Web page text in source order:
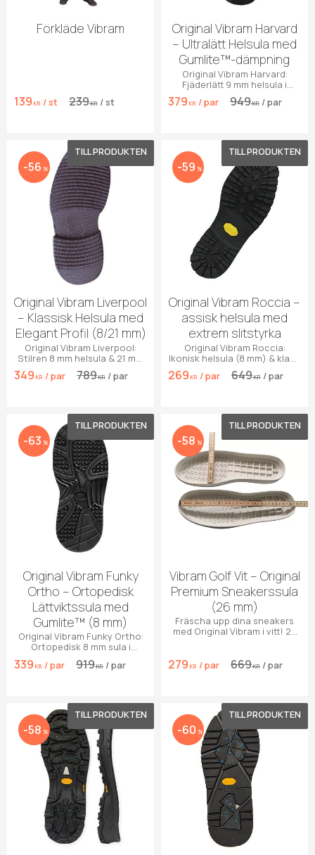
Förkläde Vibram
139 KR /st 239KR /st
Original Vibram Harvard
– Ultralätt Helsula med
Gumlite™-dämpning
Original Vibram Harvard:
Fjäderlätt 9 mm helsula i
Gumlite™. Max dämpning &
grepp för vardagsskor.
379 KR /par 949KR /par
Original Vibram Liverpool
– Klassisk Helsula med
Elegant Profil (8/21 mm)
Original Vibram Liverpool:
Stilren 8 mm helsula & 21 mm
klack. Perfekt grepp för
boots & finskor.
349 KR /par 789KR /par
56 % Lägg till i favoriter
Original Vibram Roccia –
assisk helsula med
extrem slitstyrka
Original Vibram Roccia:
Ikonisk helsula (8 mm) & klack
(24,5 mm). Maximalt grepp i 3
snygga färger.
269 KR /par 649KR /par
59 %
Original Vibram Funky
Ortho – Ortopedisk
Lättviktssula med
Gumlite™ (8 mm)
Original Vibram Funky Ortho:
Ortopedisk 8 mm sula i
Gumlite™. Max dämpning,
stabilitet & grepp.
339 KR /par 919KR /par
63 % Lägg till i favoriter
Vibram Golf Vit – Original
Premium Sneakerssula
(26 mm)
Fräscha upp dina sneakers
med Original Vibram i vitt! 26
279 KR /par 669KR /par
58 %
58 % Lägg till i favoriter
60 %